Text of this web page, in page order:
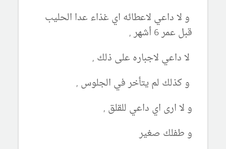
و لا داعي لاعطائه اي غذاء عدا الحليب
قبل عمر 6 أشهر ,
لا داعي لاجباره على ذلك ,
و كذلك لم يتأخر في الجلوس ,
و لا ارى اي داعي للقلق ,
و طفلك صغير